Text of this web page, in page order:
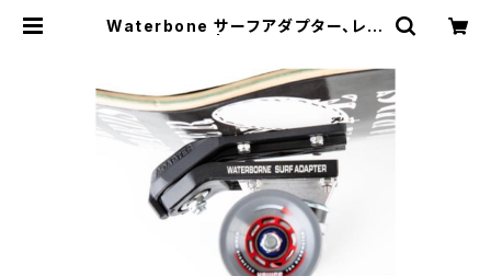
Waterbone サーフアダプター、レー